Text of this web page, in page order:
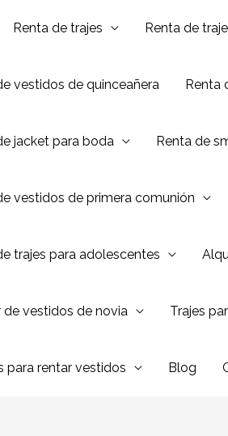
Renta de trajes Renta de
vestidos de quinceañera Renta
jacket para boda Renta de
vestidos de primera comunión
trajes para adolescentes
de vestidos de novia Trajes
para rentar vestidos Blog